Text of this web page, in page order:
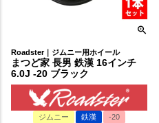
Roadster｜ジムニー用ホイール
まつど家 長男 鉄漢 16インチ
6.0J -20 ブラック
ジムニー 鉄漢
-20